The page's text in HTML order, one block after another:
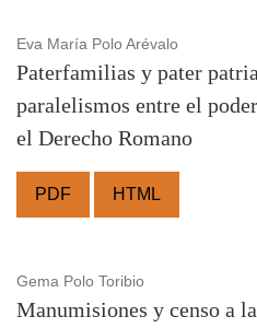
Eva María Polo Arévalo
Paterfamilias y pater
paralelismos entre el
el Derecho Romano
PDF HTML
Gema Polo Toribio
Manumisiones y censo a